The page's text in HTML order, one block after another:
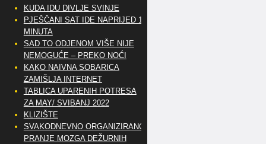
KUDA IDU DIVLJE SVINJE
PJEŠČANI SAT IDE NAPRIJED 10
MINUTA
SAD TO ODJENOM VIŠE NIJE
NEMOGUĆE – PREKO NOĆI
KAKO NAIVNA SOBARICA
ZAMIŠLJA INTERNET
TABLICA UPARENIH POTRESA
ZA MAY/ SVIBANJ 2022
KLIZIŠTE
SVAKODNEVNO ORGANIZIRANO
PRANJE MOZGA DEŽURNIH